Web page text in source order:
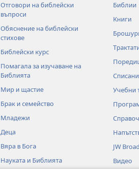
Отговори на библейски
въпроси
Обяснение на библейски
стихове
Библейски курс
Помагала за изучаване на
Библията
Мир и щастие
Брак и семейство
Младежи
Деца
Вяра в Бога
Науката и Библията
Библии
Книги
Учебни
JW
Видео